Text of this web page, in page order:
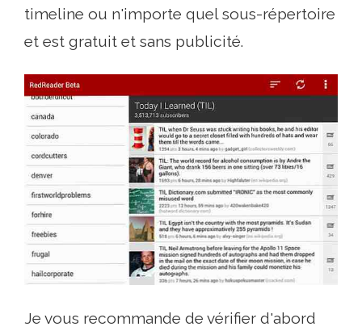
timeline ou n'importe quel sous-répertoire
et est gratuit et sans publicité.
Je vous recommande de vérifier d'abord